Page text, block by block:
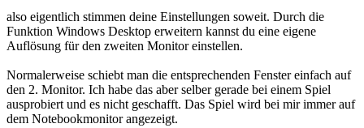
also eigentlich stimmen deine Einstellungen soweit. Durch die
Funktion Windows Desktop erweitern kannst du eine eigene
Auflösung für den zweiten Monitor einstellen.
Normalerweise schiebt man die entsprechenden Fenster einfach auf
den 2. Monitor. Ich habe das aber selber gerade bei einem Spiel
ausprobiert und es nicht geschafft. Das Spiel wird bei mir immer auf
dem Notebookmonitor angezeigt.